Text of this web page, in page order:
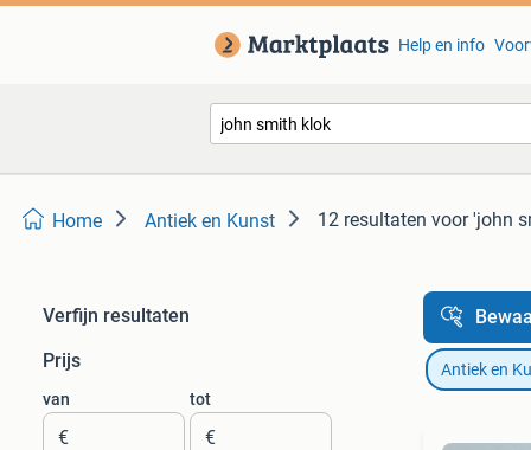
Help en info
Home Antiek en Kunst 12 resultaten voor 'john
Verfijn resultaten
Prijs
van
€
tot
€
Antiek en